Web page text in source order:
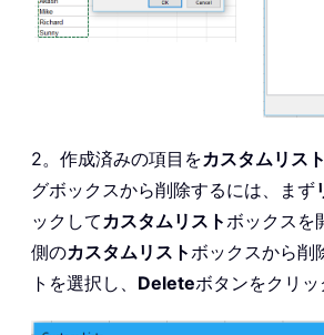
2。作成済みの項目をカスタムリス
グボックスから削除するには、まず
ックして カスタムリスト ボックスを
側のカスタムリスト ボックスから削
トを選択し、 Deleteボタンをクリッ